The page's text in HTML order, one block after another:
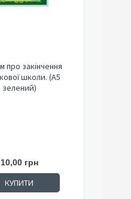
про закінчення
школи. (А5
зелений)
10,00 грн
КУПИТИ